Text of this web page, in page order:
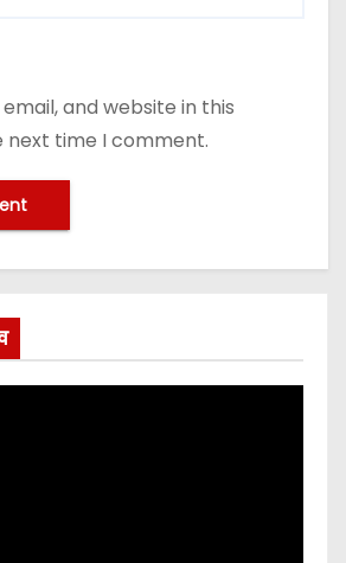
and website in this
time I comment.